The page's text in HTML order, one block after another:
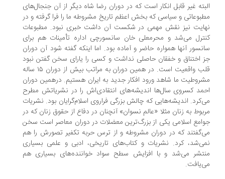
غیر قابل انکار است که در دوران رضا‌‌ شاه دیگر از آن جنجال‌های
و سیاسی که بخش اعظم تاریخ مشروطه ما را فرا گرفته و در
نیز نقش مهمی در شکست آن داشت خبری نبود. مطبوعات
می‌شد و محرمعلی خان سانسورچی اداره تأمینات هم برای
آنها همواره حاضر و آماده بود. اما اینکه گفته شود آن دوران
اختناق و خفقان حاصلی نداشت و کسی را یارای سخن گفتن نبود
قلب واقعیت است. در همین دوران به مراتب بیش از دوران ۱۵ ساله
ما شاهد ورود افکار جدید به ایران هستیم. درهمین دوران
کسروی سال‌ها اندیشه‌های انتقادی‌اش را در نشریاتش مطرح
اندیشه‌هایی که چالش بزرگی فراروی اسلام‌گرایان بود. نشریات
به زنان مثلا «عالم نسوان» آنچنان در دفاع از حقوق زنان که در
اسلامی یکی از بزرگ‌ترین معضلات در دوران معاصر است سخن
که در دوران مشروطه و از ترس حربه تکفیر تصورش را هم
کرد. نشریات و کتاب‌های تاریخی، ادبی و علمی بسیاری
می‌شد و با افزایش سطح سواد خواننده‌های بسیاری هم